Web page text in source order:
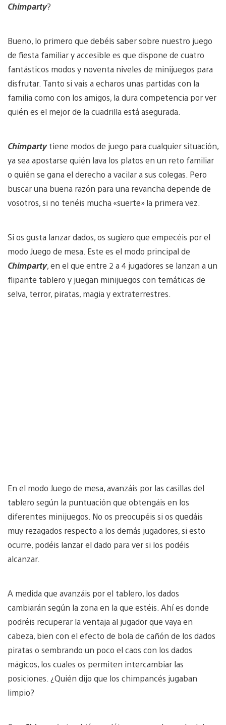
Chimparty?
Bueno, lo primero que debéis saber sobre nuestro juego
de fiesta familiar y accesible es que dispone de cuatro
fantásticos modos y noventa niveles de minijuegos para
disfrutar. Tanto si vais a echaros unas partidas con la
familia como con los amigos, la dura competencia por ver
quién es el mejor de la cuadrilla está asegurada.
Chimpartytiene modos de juego para cualquier situación,
ya sea apostarse quién lava los platos en un reto familiar
o quién se gana el derecho a vacilar a sus colegas. Pero
buscar una buena razón para una revancha depende de
vosotros, si no tenéis mucha «suerte» la primera vez.
Si os gusta lanzar dados, os sugiero que empecéis por el
modo Juego de mesa. Este es el modo principal de
Chimparty, en el que entre 2 a 4 jugadores se lanzan a un
flipante tablero y juegan minijuegos con temáticas de
selva, terror, piratas, magia y extraterrestres.
En el modo Juego de mesa, avanzáis por las casillas del
tablero según la puntuación que obtengáis en los
diferentes minijuegos. No os preocupéis si os quedáis
muy rezagados respecto a los demás jugadores, si esto
ocurre, podéis lanzar el dado para ver si los podéis
alcanzar.
A medida que avanzáis por el tablero, los dados
cambiarán según la zona en la que estéis. Ahí es donde
podréis recuperar la ventaja al jugador que vaya en
cabeza, bien con el efecto de bola de cañón de los dados
piratas o sembrando un poco el caos con los dados
mágicos, los cuales os permiten intercambiar las
posiciones. ¿Quién dijo que los chimpancés jugaban
limpio?